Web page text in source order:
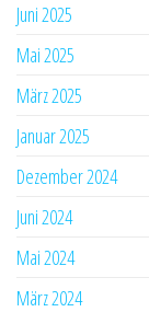
Juni 2025
Mai 2025
März 2025
Januar 2025
Dezember 2024
Juni 2024
Mai 2024
März 2024